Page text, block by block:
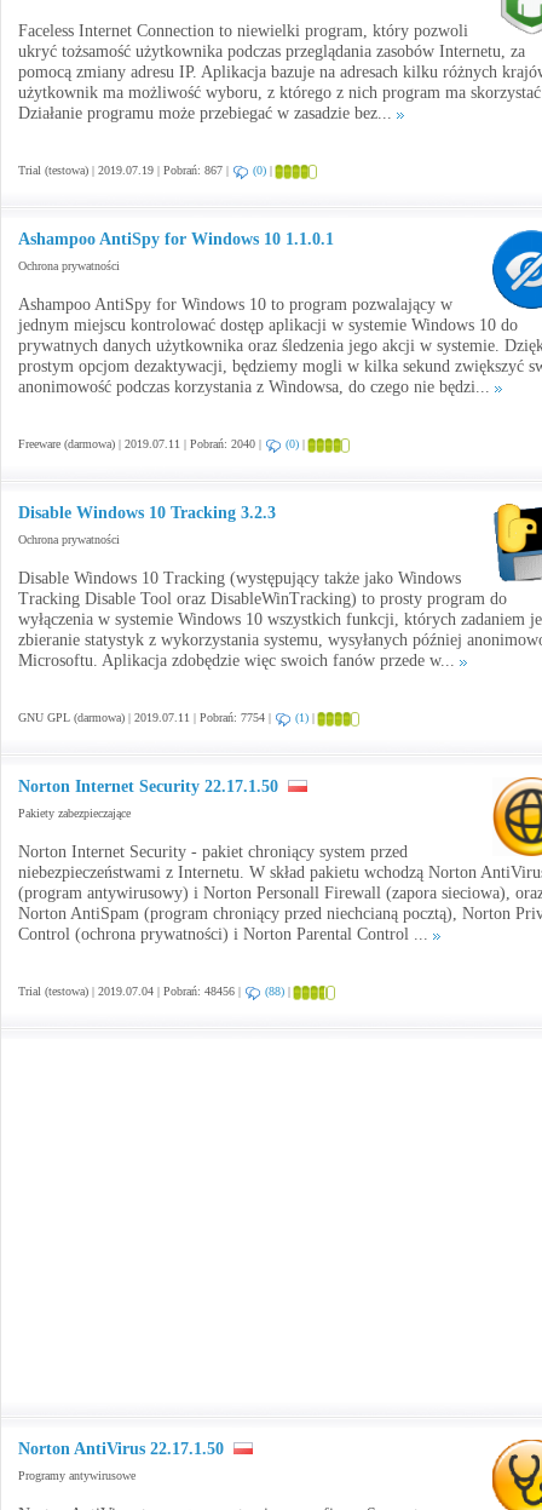
Faceless Internet Connection to niewielki program, który pozwoli
ukryć tożsamość użytkownika podczas przeglądania zasobów Internetu, za
pomocą zmiany adresu IP. Aplikacja bazuje na adresach kilku różnych
użytkownik ma możliwość wyboru, z którego z nich program ma
Działanie programu może przebiegać w zasadzie bez...
Trial (testowa) | 2019.07.19 | Pobrań: 867 | (0) |
Ashampoo AntiSpy for Windows 10 1.1.0.1
Ochrona prywatności
Ashampoo AntiSpy for Windows 10 to program pozwalający w
jednym miejscu kontrolować dostęp aplikacji w systemie Windows 10 do
prywatnych danych użytkownika oraz śledzenia jego akcji w systemie.
prostym opcjom dezaktywacji, będziemy mogli w kilka sekund zwiększyć
anonimowość podczas korzystania z Windowsa, do czego nie będzi...
Freeware (darmowa) | 2019.07.11 | Pobrań: 2040 | (0) |
Disable Windows 10 Tracking 3.2.3
Ochrona prywatności
Disable Windows 10 Tracking (występujący także jako Windows
Tracking Disable Tool oraz DisableWinTracking) to prosty program do
wyłączenia w systemie Windows 10 wszystkich funkcji, których zadaniem
zbieranie statystyk z wykorzystania systemu, wysyłanych później
Microsoftu. Aplikacja zdobędzie więc swoich fanów przede w...
GNU GPL (darmowa) | 2019.07.11 | Pobrań: 7754 | (1) |
Norton Internet Security 22.17.1.50
Pakiety zabezpieczające
Norton Internet Security - pakiet chroniący system przed
niebezpieczeństwami z Internetu. W skład pakietu wchodzą Norton
(program antywirusowy) i Norton Personall Firewall (zapora sieciowa),
Norton AntiSpam (program chroniący przed niechcianą pocztą), Norton
Control (ochrona prywatności) i Norton Parental Control ...
Trial (testowa) | 2019.07.04 | Pobrań: 48456 | (88) |
Norton AntiVirus 22.17.1.50
Programy antywirusowe